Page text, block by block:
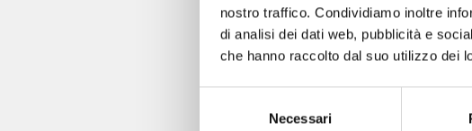
nostro traffico. Condividiamo inoltre
di analisi dei dati web, pubblicità e
che hanno raccolto dal suo utilizzo dei
Necessari